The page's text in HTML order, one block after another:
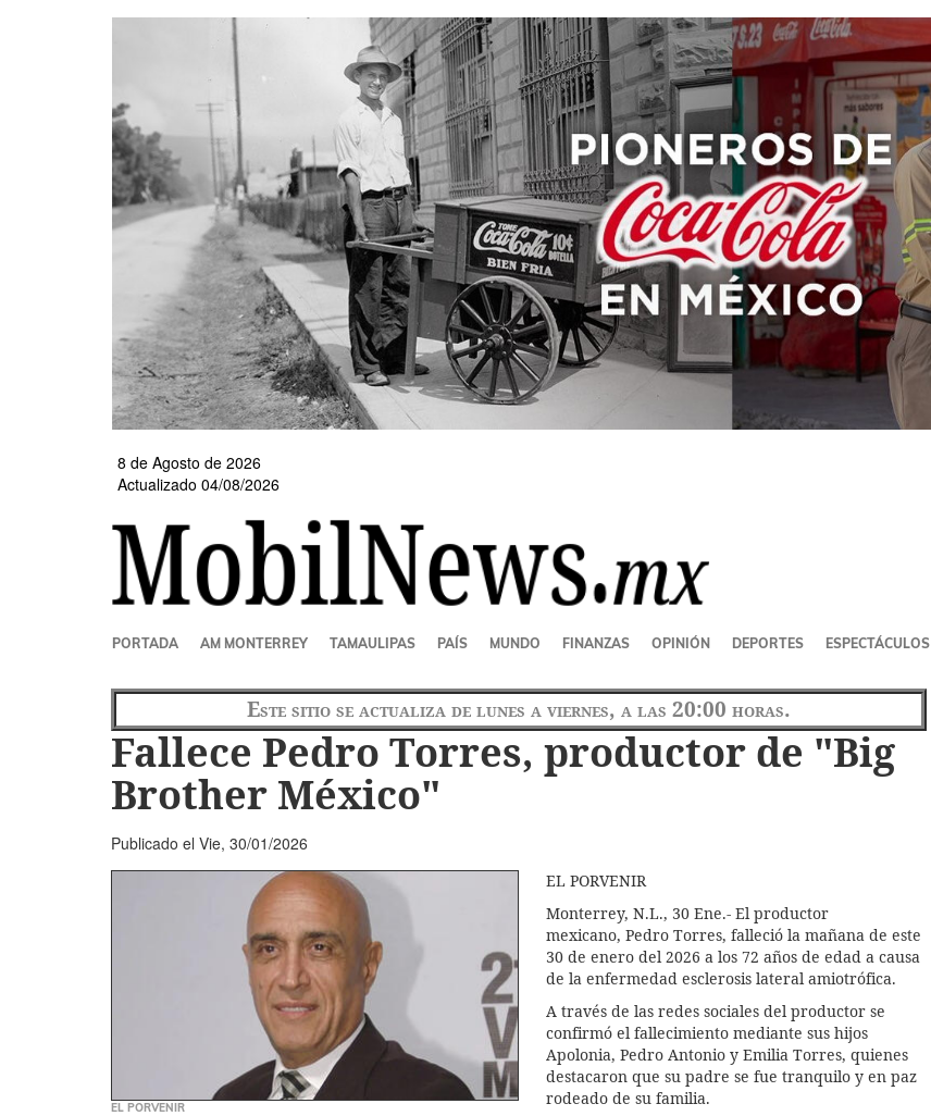
8 de Agosto de 2026
Actualizado 04/08/2026
SECCIONES
PORTADA AM MONTERREY TAMAULIPAS PAÍS MUNDO FINANZAS OPINIÓN DEPORTES ESPECTÁCULOS
Este sitio se actualiza de lunes a viernes, a las 20:00 horas.
Fallece Pedro Torres, productor de "Big
Brother México"
Publicado el Vie, 30/01/2026
EL PORVENIR
EL PORVENIR
Monterrey, N.L., 30 Ene.- El productor
mexicano, Pedro Torres, falleció la mañana de este
30 de enero del 2026 a los 72 años de edad a causa
de la enfermedad esclerosis lateral amiotrófica.
A través de las redes sociales del productor se
confirmó el fallecimiento mediante sus hijos
Apolonia, Pedro Antonio y Emilia Torres, quienes
destacaron que su padre se fue tranquilo y en paz
rodeado de su familia.